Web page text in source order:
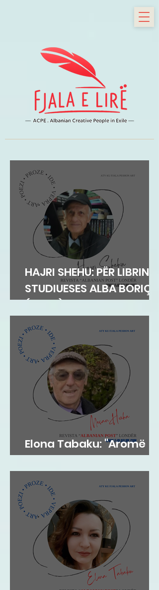
HAJRI SHEHU: PËR LIBRIN E
STUDIUESES ALBA BORIÇI
(GEGA)
Elona Tabaku: "Aromë
gjethi"